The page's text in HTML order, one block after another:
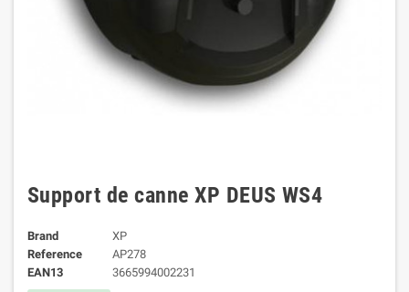
Support de canne XP DEUS WS4
Brand
XP
Reference
AP278
EAN13
3665994002231